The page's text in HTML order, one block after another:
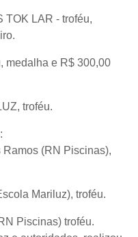
TOK LAR - troféu,
medalha e R$ 300,00
troféu.
(RN Piscinas),
Mariluz), troféu.
Piscinas) troféu.